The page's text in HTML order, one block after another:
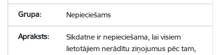
Nepieciešams
Sīkdatne ir nepieciešama, lai visiem
lietotājiem nerādītu ziņojumus pēc tam,